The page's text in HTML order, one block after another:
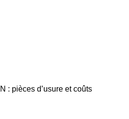
: pièces d’usure et coûts